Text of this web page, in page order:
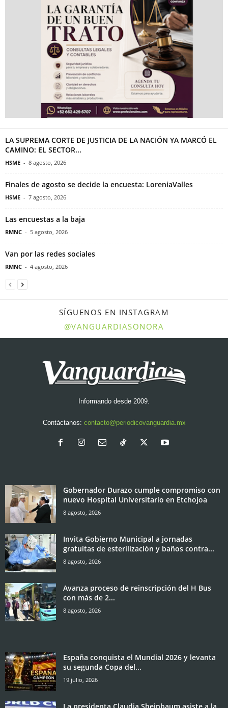
LA SUPREMA CORTE DE JUSTICIA DE LA NACIÓN YA MARCÓ EL
CAMINO: EL SECTOR...
HSME - 8 agosto, 2026
Finales de agosto se decide la encuesta: LoreniaValles
HSME - 7 agosto, 2026
Las encuestas a la baja
RMNC - 5 agosto, 2026
Van por las redes sociales
RMNC - 4 agosto, 2026
SÍGUENOS EN INSTAGRAM
@VANGUARDIASONORA
Informando desde 2009.
Contáctanos: contacto@periodicovanguardia.mx
Gobernador Durazo cumple compromiso con
nuevo Hospital Universitario en Etchojoa
8 agosto, 2026
Invita Gobierno Municipal a jornadas
gratuitas de esterilización y baños contra...
8 agosto, 2026
Avanza proceso de reinscripción del H Bus
con más de 2...
8 agosto, 2026
España conquista el Mundial 2026 y levanta
su segunda Copa del...
19 julio, 2026
La presidenta Claudia Sheinbaum asiste a la